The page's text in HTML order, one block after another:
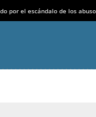
por el escándalo de los